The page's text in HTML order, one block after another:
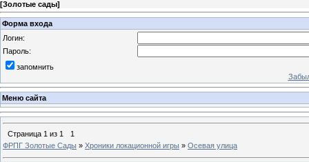
[Золотые сады]
Форма входа
Логин:
Пароль:
запомнить
Меню сайта
Страница 1 из 1
1
ФРПГ Золотые Сады » Хроники локационной игры » Осевая улица